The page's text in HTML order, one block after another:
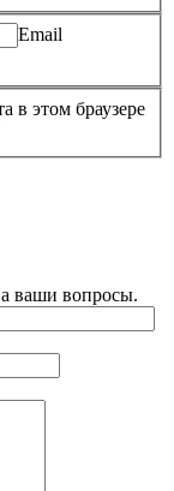
Email
в этом браузере
ваши вопросы.